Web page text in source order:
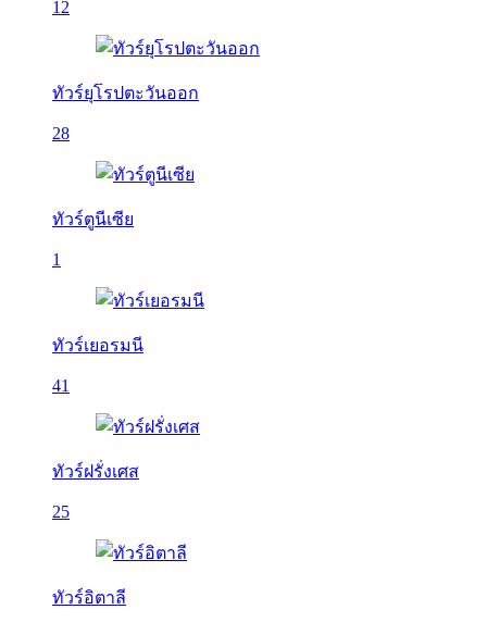
12
ทัวร์ยุโรปตะวันออก
28
ทัวร์ตูนีเซีย
1
ทัวร์เยอรมนี
41
ทัวร์ฝรั่งเศส
25
ทัวร์อิตาลี